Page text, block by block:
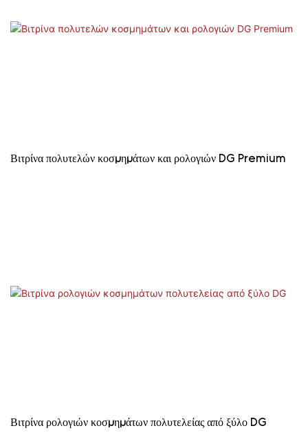
Βιτρίνα πολυτελών κοσμημάτων και ρολογιών DG Premium
Βιτρίνα ρολογιών κοσμημάτων πολυτελείας από ξύλο DG